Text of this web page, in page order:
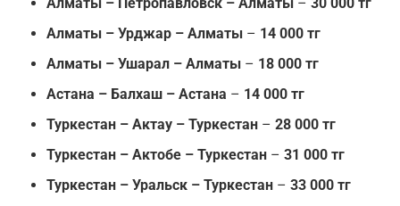
Алматы – Урджар – Алматы – 14 000 тг
Алматы – Ушарал – Алматы – 18 000 тг
Астана – Балхаш – Астана – 14 000 тг
Туркестан – Актау – Туркестан – 28 000 тг
Туркестан – Актобе – Туркестан – 31 000 тг
Туркестан – Уральск – Туркестан – 33 000 тг